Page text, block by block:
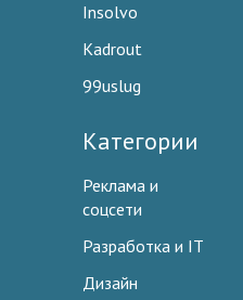
Insolvo
Kadrout
99uslug
Категории
Реклама и
соцсети
Разработка и IT
Дизайн